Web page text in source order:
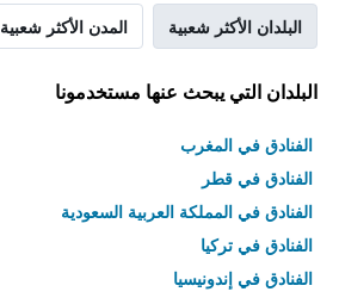
البلدان الأكثر شعبية المدن الأكثر شعبية
البلدان التي يبحث عنها مستخدمونا
الفنادق في المغرب
الفنادق في قطر
الفنادق في المملكة العربية السعودية
الفنادق في تركيا
الفنادق في إندونيسيا